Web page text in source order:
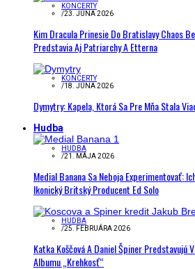
KONCERTY
/23. JÚNA 2026
Kim Dracula Prinesie Do Bratislavy Chaos
Predstavia Aj Patriarchy A Etterna
KONCERTY
/18. JÚNA 2026
Dymytry: Kapela, Ktorá Sa Pre Mňa Stala
Hudba
HUDBA
/21. MÁJA 2026
Medial Banana Sa Neboja Experimentovať:
Ikonický Britský Producent Ed Solo
HUDBA
/25. FEBRUÁRA 2026
Katka Koščová A Daniel Špiner Predstavujú
Albumu „Krehkosť“